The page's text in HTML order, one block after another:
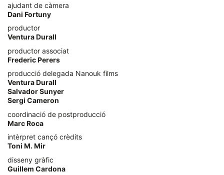
ajudant de càmera
Dani Fortuny
productor
Ventura Durall
productor associat
Frederic Perers
producció delegada Nanouk films
Ventura Durall
Salvador Sunyer
Sergi Cameron
coordinació de postproducció
Marc Roca
intèrpret cançó crèdits
Toni M. Mir
disseny gràfic
Guillem Cardona